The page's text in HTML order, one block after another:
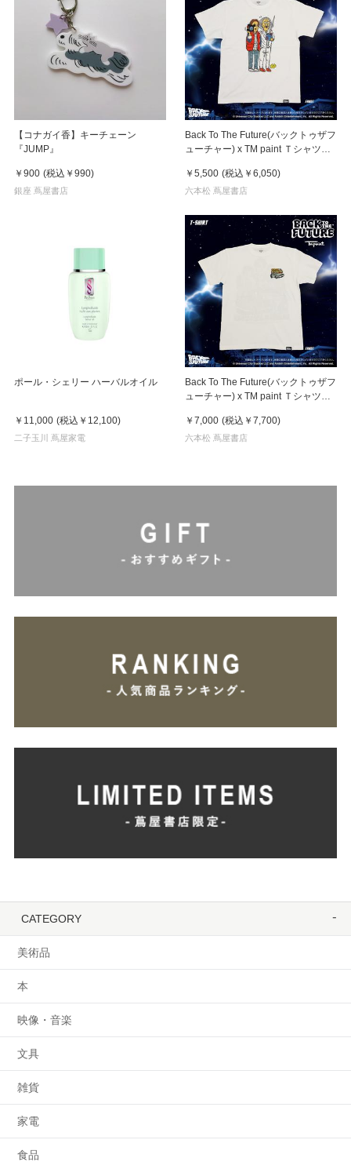
【コナガイ香】キーチェーン
『JUMP』
￥900 (税込 ￥990)
銀座 蔦屋書店
Back To The Future(バックトゥザフ
ューチャー) x TM paint Ｔシャツ
￥5,500 (税込 ￥6,050)
六本松 蔦屋書店
ポール・シェリー ハーバルオイル
￥11,000 (税込 ￥12,100)
二子玉川 蔦屋家電
Back To The Future(バックトゥザフ
ューチャー) x TM paint Ｔシャツ
￥7,000 (税込 ￥7,700)
六本松 蔦屋書店
CATEGORY
美術品
本
映像・音楽
文具
雑貨
家電
食品